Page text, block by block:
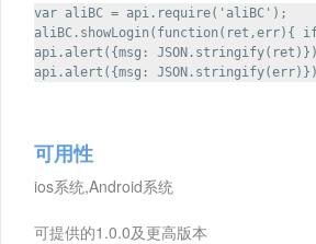
var aliBC = api.require('aliBC');
aliBC.showLogin(function(ret,err){
api.alert({msg:
api.alert({msg:
可用性
ios系统,Android系统
可提供的1.0.0及更高版本